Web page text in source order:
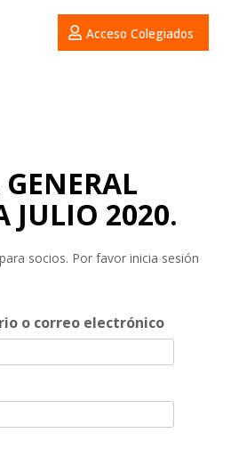
Acceso Colegiados
JULIO 2020.
socios. Por favor inicia sesión
o correo electrónico